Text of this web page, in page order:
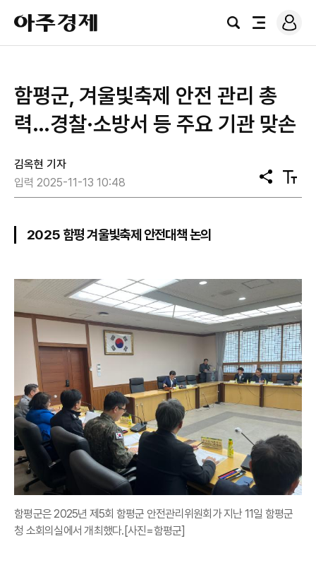
아
주
경
검
전
로
그
함평군, 겨울빛축제 안전 관리 총
력…경찰·소방서 등 주요 기관 맞손
김옥현 기자
입력 2025-11-13 10:48
공
유
텍
스
2025 함평 겨울빛축제 안전대책 논의
함평군은 2025년 제5회 함평군 안전관리위원회가 지난 11일 함평군
청 소회의실에서 개최했다.[사진=함평군]